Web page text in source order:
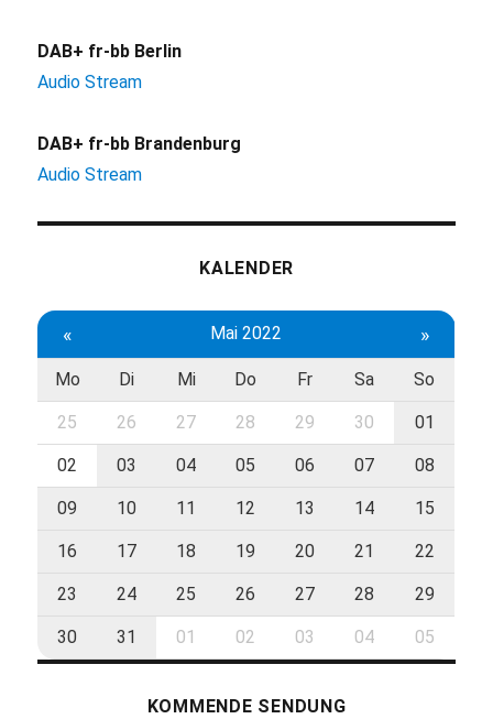
DAB+ fr-bb Berlin
Audio Stream
DAB+ fr-bb Brandenburg
Audio Stream
KALENDER
« Mai 2022 »
Mo Di Mi Do Fr Sa So
25 26 27 28 29 30 01
02 03 04 05 06 07 08
09 10 11 12 13 14 15
16 17 18 19 20 21 22
23 24 25 26 27 28 29
30 31 01 02 03 04 05
KOMMENDE SENDUNG